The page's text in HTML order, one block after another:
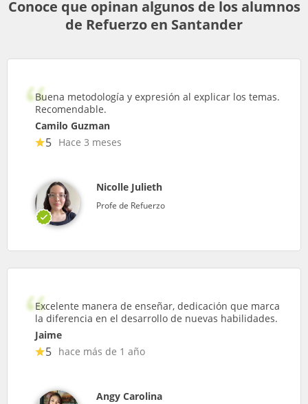
Conoce que opinan algunos de los alumnos
de Refuerzo en Santander
Buena metodología y expresión al explicar los temas.
Recomendable.
Camilo Guzman
5 Hace 3 meses
Nicolle Julieth
Profe de Refuerzo
Excelente manera de enseñar, dedicación que marca
la diferencia en el desarrollo de nuevas habilidades.
Jaime
5 hace más de 1 año
Angy Carolina